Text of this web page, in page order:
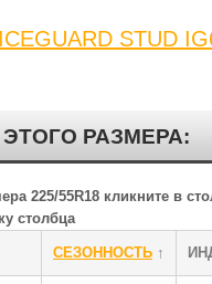
STUD
РАЗМЕРА:
225/55R18 кликните в
столбца
СЕЗОННОСТЬ ↑